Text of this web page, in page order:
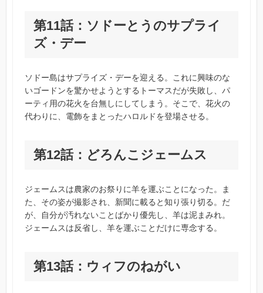
第11話：ソドーとうのサプライ
ズ・デー
ソドー島はサプライズ・デーを迎える。これに興味のな
いゴードンを驚かせようとするトーマスだが失敗し、パ
ーティ用の花火を台無しにしてしまう。そこで、花火の
代わりに、電飾をまとったハロルドを登場させる。
第12話：どろんこジェームス
ジェームスは農家のお祭りに羊を運ぶことになった。ま
た、その姿が撮影され、新聞に載ると知り張り切る。だ
が、自分が汚れないことばかり優先し、羊は泥まみれ。
ジェームスは反省し、羊を運ぶことだけに専念する。
第13話：ウィフのねがい